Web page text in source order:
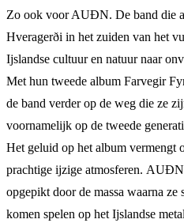
Zo ook voor AUÐN. De band die
Hveragerði in het zuiden van het
Ijslandse cultuur en natuur naar
Met hun tweede album Farvegir
de band verder op de weg die ze
voornamelijk op de tweede
Het geluid op het album vermengt
prachtige ijzige atmosferen.
opgepikt door de massa waarna
komen spelen op het Ijslandse